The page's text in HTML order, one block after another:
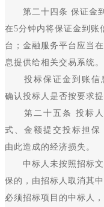
第二十四条 保证金到
在5分钟内将保证金到账
台；金融服务平台应当
息提供给相关交易系统。
投标保证金到账信息
确认投标人是否按要求
第二十五条 投标人
式、金额提交投标担保
由此造成的经济损失。
中标人未按照招标文
保的，由招标人取消其
必须招标项目的中标人